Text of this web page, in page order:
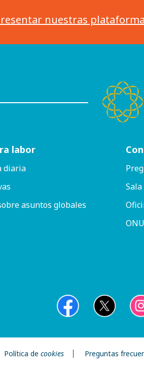
nuestras
labor
diaria
asuntos globales
ONU
Política de cookies Preguntas